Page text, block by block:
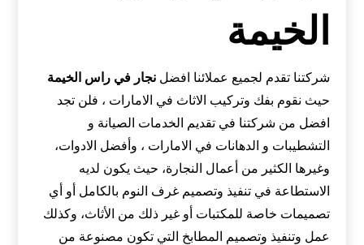
الخيمة
شركتنا تقدم لجميع عملائنا افضلنجار في راس الخيمة
حيث نقوم بفك وتركيب الاثاث في الامارات ، فلن تجد
افضل من شركتنا في تقديم الخدمات الصيانة و
التشطيبات و الدهانات في الامارات ، وأفضل الادوات،
وغيرها الكثير من أعمال النجارة، حيث يكون لديه
الاستطاعة في تنفيذ وتصميم غرف النوم بالكامل أو أي
تصميمات خاصة للمكتبات أو غير ذلك من الأثاث، وكذلك
عمل وتنفيذ وتصميم المطابخ التي تكون مصنوعة من